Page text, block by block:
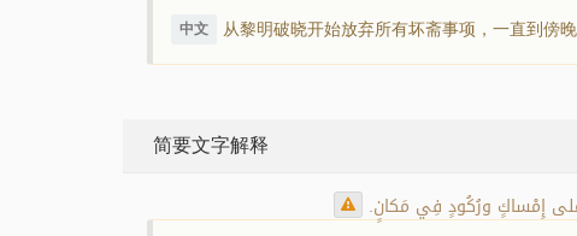
中文 从黎明破晓开始放弃所有坏斋事项，一直到傍
简要文字解释
على إِمْساكٍ ورُكُودٍ فِي مَكانٍ.